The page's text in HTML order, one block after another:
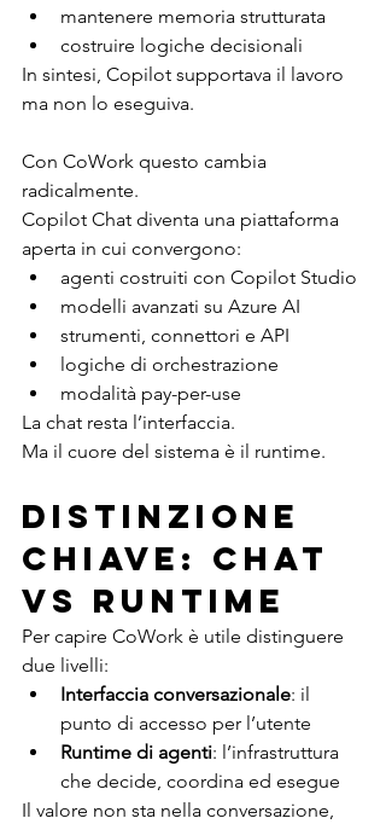
mantenere memoria strutturata
costruire logiche decisionali
In sintesi, Copilot supportava il lavoro
ma non lo eseguiva.
Con CoWork questo cambia
radicalmente.
Copilot Chat diventa una piattaforma
aperta in cui convergono:
agenti costruiti con Copilot Studio
modelli avanzati su Azure AI
strumenti, connettori e API
logiche di orchestrazione
modalità pay-per-use
La chat resta l’interfaccia.
Ma il cuore del sistema è il runtime.
Distinzione
chiave: chat
vs runtime
Per capire CoWork è utile distinguere
due livelli:
Interfaccia conversazionale: il
punto di accesso per l’utente
Runtime di agenti: l’infrastruttura
che decide, coordina ed esegue
Il valore non sta nella conversazione,